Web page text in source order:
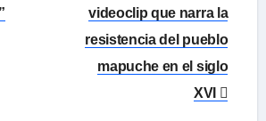
videoclip que narra la
resistencia del pueblo
mapuche en el siglo
XVI